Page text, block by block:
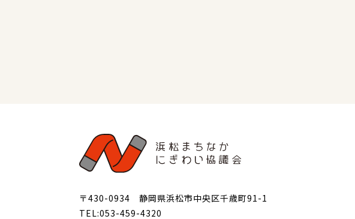
〒430-0934 静岡県浜松市中央区千歳町91-1
TEL:053-459-4320